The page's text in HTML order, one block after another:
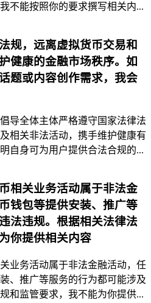
不能按照你的要求撰写相关内...
规，远离虚拟货币交易和
健康的金融市场秩序。如
题或内容创作需求，我会
导全体主体严格遵守国家法律法
相关非法活动，携手维护健康有
自身可为用户提供合法合规的...
相关业务活动属于非法金
钱包等提供安装、推广等
法违规。根据相关法律法
你提供相关内容
业务活动属于非法金融活动，任
、推广等服务的行为都可能涉及
和监管要求，我不能为你提供...